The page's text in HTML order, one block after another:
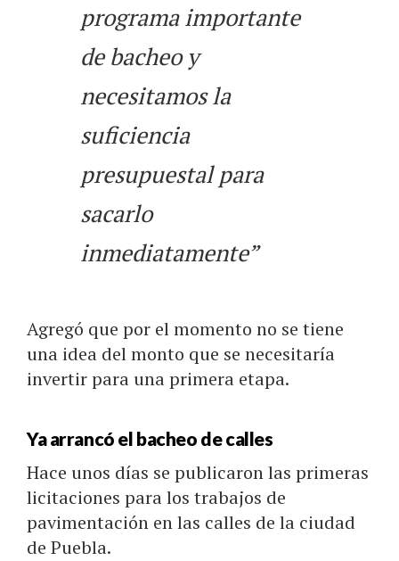
programa importante
de bacheo y
necesitamos la
suficiencia
presupuestal para
sacarlo
inmediatamente”
Agregó que por el momento no se tiene
una idea del monto que se necesitaría
invertir para una primera etapa.
Ya arrancó el bacheo de calles
Hace unos días se publicaron las primeras
licitaciones para los trabajos de
pavimentación en las calles de la ciudad
de Puebla.